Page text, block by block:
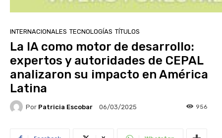
INTERNACIONALES TECNOLOGÍAS TÍTULOS
La IA como motor de desarrollo:
expertos y autoridades de CEPAL
analizaron su impacto en América
Latina
Por Patricia Escobar 06/03/2025 956